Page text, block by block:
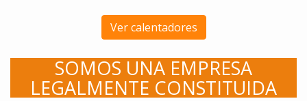
Ver calentadores
SOMOS UNA EMPRESA
LEGALMENTE CONSTITUIDA